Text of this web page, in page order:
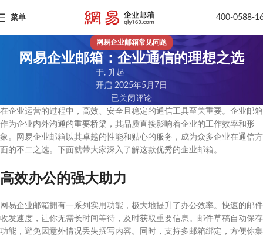
菜单 400-0588-
网易企业邮箱常见问题
网易企业邮箱：企业通信的理想之选
于, 升起
开启 2025年5月7日
已关闭评论
在企业运营的过程中，高效、安全且稳定的通信工具至关重要。企业邮箱
作为企业内外沟通的重要桥梁，其品质直接影响着企业的工作效率和形
象。网易企业邮箱以其卓越的性能和贴心的服务，成为众多企业在通信方
面的不二之选。下面就带大家深入了解这款优秀的企业邮箱。
高效办公的强大助力
网易企业邮箱拥有一系列实用功能，极大地提升了办公效率。快速的邮件
收发速度，让你无需长时间等待，及时获取重要信息。邮件草稿自动保存
功能，避免因意外情况丢失撰写内容。同时，支持多邮箱绑定，方便你集